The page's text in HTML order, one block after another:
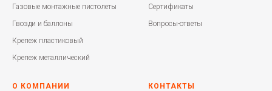
Газовые монтажные пистолеты
Гвозди и баллоны
Крепеж пластиковый
Крепеж металлический
Сертификаты
Вопросы-ответы
О КОМПАНИИ КОНТАКТЫ